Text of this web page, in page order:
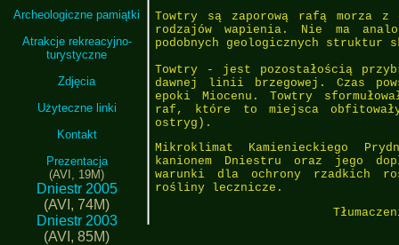
Archeologiczne pamiątki
Atrakcje rekreacyjno-
turystyczne
Zdjęcia
Użyteczne linki
Kontakt
Prezentacja
(AVI, 19M)
Dniestr 2005
(AVI, 74M)
Dniestr 2003
(AVI, 85M)
Towtry są zaporową rafą morza
rodzajów wapienia. Nie ma
podobnych geologicznych
Towtry - jest pozostałością
dawnej linii brzegowej. Czas
epoki Miocenu. Towtry
raf, które to miejsca
ostryg).
Mikroklimat Kamienieckiego
kanionem Dniestru oraz jego
warunki dla ochrony rzadkich
rośliny lecznicze.